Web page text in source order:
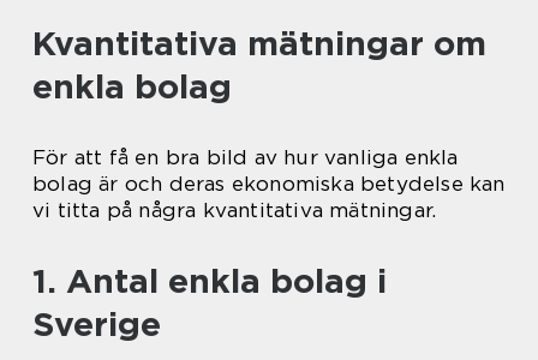
Kvantitativa mätningar om
enkla bolag
För att få en bra bild av hur vanliga enkla
bolag är och deras ekonomiska betydelse kan
vi titta på några kvantitativa mätningar.
1. Antal enkla bolag i
Sverige